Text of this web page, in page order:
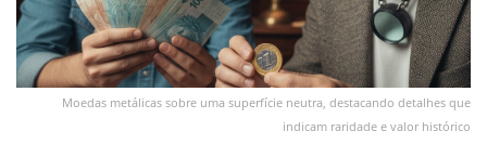
Moedas metálicas sobre uma superfície neutra, destacando detalhes que
indicam raridade e valor histórico